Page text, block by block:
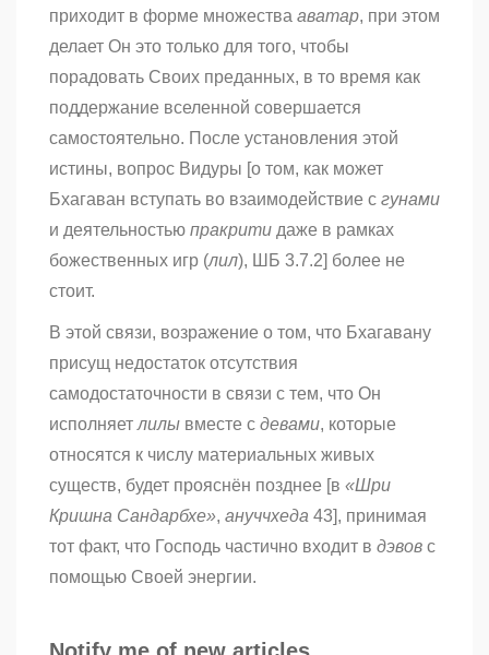
приходит в форме множества аватар, при этом
делает Он это только для того, чтобы
порадовать Своих преданных, в то время как
поддержание вселенной совершается
самостоятельно. После установления этой
истины, вопрос Видуры [о том, как может
Бхагаван вступать во взаимодействие с гунами
и деятельностью пракрити даже в рамках
божественных игр (лил), ШБ 3.7.2] более не
стоит.
В этой связи, возражение о том, что Бхагавану
присущ недостаток отсутствия
самодостаточности в связи с тем, что Он
исполняет лилы вместе с девами, которые
относятся к числу материальных живых
существ, будет прояснён позднее [в «Шри
Кришна Сандарбхе», ануччхеда 43], принимая
тот факт, что Господь частично входит в дэвов с
помощью Своей энергии.